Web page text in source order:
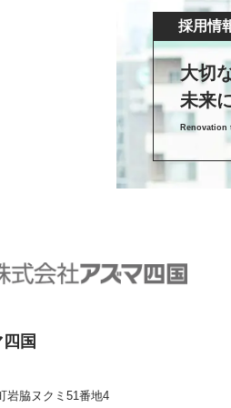
採用情
大切
未来
国
岩脇ヌクミ51番地4